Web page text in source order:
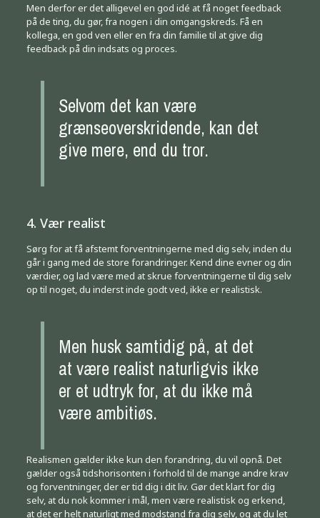
Men derfor er det alligevel en god idé at få noget feedback
på de ting, du gør, fra nogen i din omgangskreds. Få en
kollega, en god ven eller en fra din familie til at give dig
feedback på din indsats og proces.
Selvom det kan være
grænseoverskridende, kan det
give mere, end du tror.
4. Vær realist
Sørg for at få afstemt forventningerne med dig selv, inden du
går i gang med de store forandringer. Kend dine evner og din
værdier, og lad være med at skrue forventningerne til dig selv
op til noget, du inderst inde godt ved, ikke er realistisk.
Men husk samtidig på, at det
at være realist naturligvis ikke
er et udtryk for, at du ikke må
være ambitiøs.
Realismen gælder ikke kun den forandring, du vil opnå. Det
gælder også tidshorisonten i forhold til de mange andre krav
og forventninger, der er tid dig i dit liv. Gør det klart for dig
selv, at du nok kommer i mål, men være realistisk og erkend,
at det er helt naturligt med modstand fra dig selv, og at du let